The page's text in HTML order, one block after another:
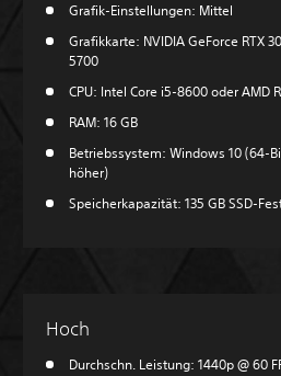
Grafik-Einstellungen: Mittel
Grafikkarte: NVIDIA GeForce RTX
5700
CPU: Intel Core i5-8600 oder AMD
RAM: 16 GB
Betriebssystem: Windows 10 (64-
höher)
Speicherkapazität: 135 GB SSD-
Hoch
Durchschn. Leistung: 1440p @ 60